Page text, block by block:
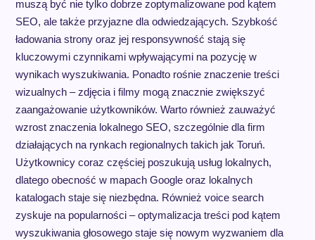
muszą być nie tylko dobrze zoptymalizowane pod kątem
SEO, ale także przyjazne dla odwiedzających. Szybkość
ładowania strony oraz jej responsywność stają się
kluczowymi czynnikami wpływającymi na pozycję w
wynikach wyszukiwania. Ponadto rośnie znaczenie treści
wizualnych – zdjęcia i filmy mogą znacznie zwiększyć
zaangażowanie użytkowników. Warto również zauważyć
wzrost znaczenia lokalnego SEO, szczególnie dla firm
działających na rynkach regionalnych takich jak Toruń.
Użytkownicy coraz częściej poszukują usług lokalnych,
dlatego obecność w mapach Google oraz lokalnych
katalogach staje się niezbędna. Również voice search
zyskuje na popularności – optymalizacja treści pod kątem
wyszukiwania głosowego staje się nowym wyzwaniem dla